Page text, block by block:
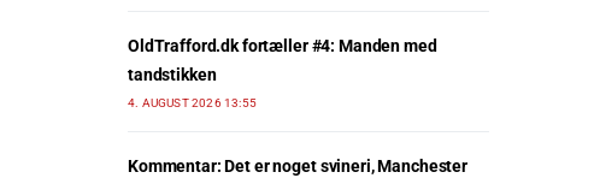
OldTrafford.dk fortæller #4: Manden med
tandstikken
4. AUGUST 2026 13:55
Kommentar: Det er noget svineri, Manchester